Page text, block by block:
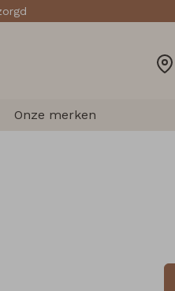
Onze merken